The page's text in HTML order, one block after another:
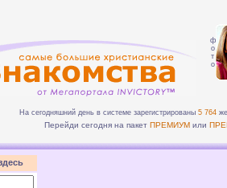
ф
о
т
о
На сегодняшний день в системе зарегистрированы 5 764
Перейди сегодня на пакет ПРЕМИУМили